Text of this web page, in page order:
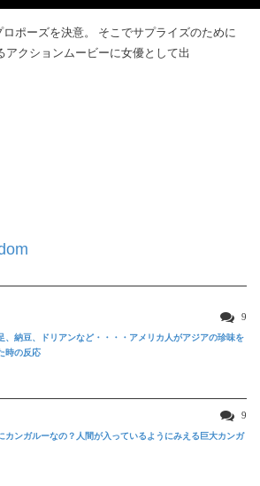
ポーズを決意。 そこでサプライズのために
アクションムービーに女優として出
9
、納豆、ドリアンなど・・・・アメリカ人がアジアの珍味を
時の反応
9
カンガルーなの？人間が入っているようにみえる巨大カンガ